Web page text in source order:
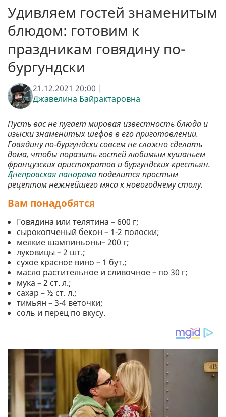
Удивляем гостей знаменитым
блюдом: готовим к
праздникам говядину по-
бургундски
21.12.2021 20:00 |
Джавелина Байрактаровна
Пусть вас не пугает мировая известность блюда и
изыски знаменитых шефов в его приготовлении.
Говядину по-бургундски совсем не сложно сделать
дома, чтобы поразить гостей любимым кушаньем
французских аристократов и бургундских крестьян.
Днепровская панорамаподелится простым
рецептом нежнейшего мяса к новогоднему столу.
Вам понадобятся
Говядина или телятина – 600 г;
сырокопченый бекон – 1-2 полоски;
мелкие шампиньоны– 200 г;
луковицы – 2 шт.;
сухое красное вино – 1 бут.;
масло растительное и сливочное – по 30 г;
мука – 2 ст. л.;
сахар – ½ ст. л.;
тимьян – 3-4 веточки;
соль и перец по вкусу.